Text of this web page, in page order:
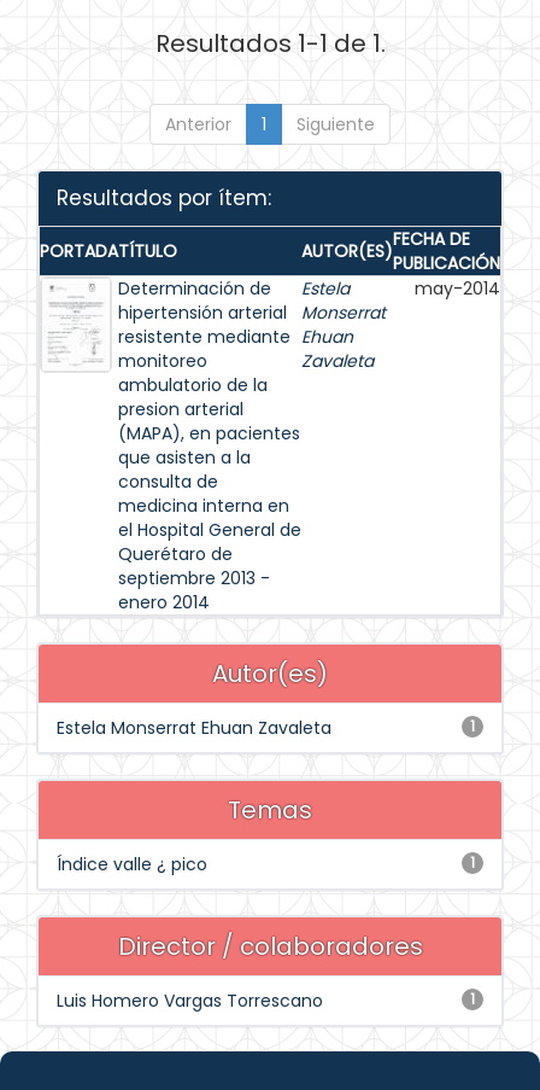
Resultados 1-1 de 1.
Anterior 1 Siguiente
Resultados por ítem:
PORTADATÍTULO AUTOR(ES)FECHA DE
PUBLICACIÓN
Determinación de
hipertensión arterial
resistente mediante
monitoreo
ambulatorio de la
presion arterial
(MAPA), en pacientes
que asisten a la
consulta de
medicina interna en
el Hospital General de
Querétaro de
septiembre 2013 -
enero 2014
Estela
Monserrat
Ehuan
Zavaleta
may-2014
Autor(es)
1
Estela Monserrat Ehuan Zavaleta
Temas
1
Índice valle ¿ pico
Director / colaboradores
1
Luis Homero Vargas Torrescano